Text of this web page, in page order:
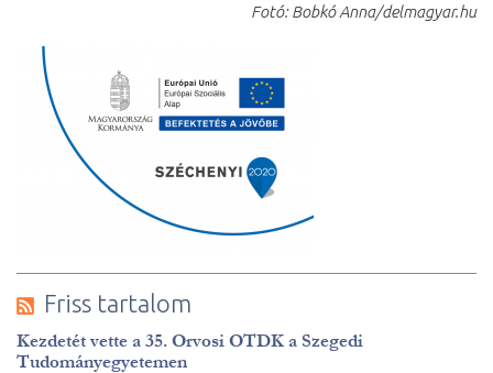
Fotó: Bobkó Anna/delmagyar.hu
Friss tartalom
Kezdetét vette a 35. Orvosi OTDK a Szegedi
Tudományegyetemen